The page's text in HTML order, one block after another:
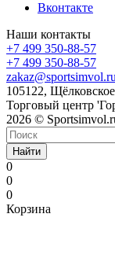
Вконтакте
Наши контакты
+7 499 350-88-57
+7 499 350-88-57
zakaz@sportsimvol.ru
105122,
Торговый центр
2026 ©
Найти
0
0
0
Корзина